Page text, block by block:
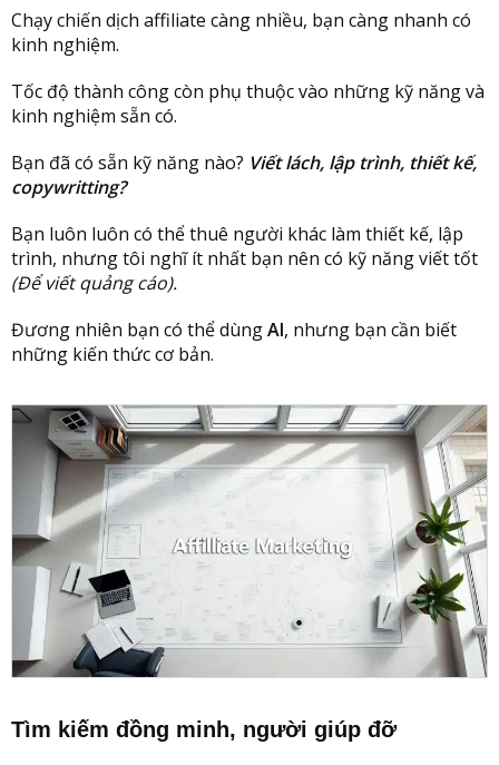
Chạy chiến dịch affiliate càng nhiều, bạn càng nhanh có
kinh nghiệm.
Tốc độ thành công còn phụ thuộc vào những kỹ năng và
kinh nghiệm sẵn có.
Bạn đã có sẵn kỹ năng nào? Viết lách, lập trình, thiết kế,
copywritting?
Bạn luôn luôn có thể thuê người khác làm thiết kế, lập
trình, nhưng tôi nghĩ ít nhất bạn nên có kỹ năng viết tốt
(Để viết quảng cáo).
Đương nhiên bạn có thể dùngAI, nhưng bạn cần biết
những kiến thức cơ bản.
Tìm kiếm đồng minh, người giúp đỡ